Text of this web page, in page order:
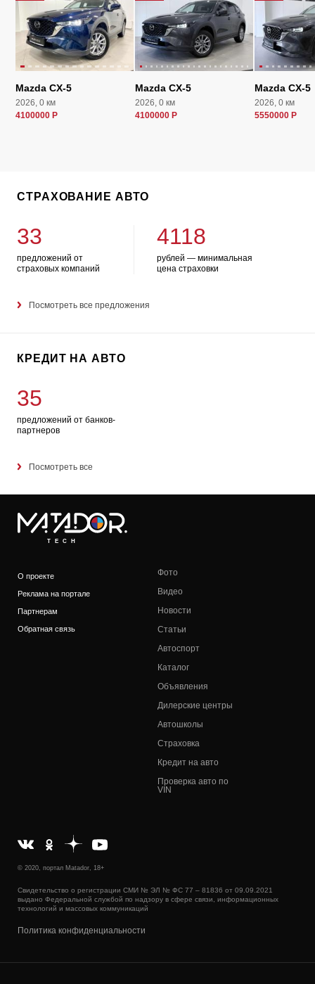
Mazda CX-5
2026, 0 км
4100000 Р
Mazda CX-5
2026, 0 км
4100000 Р
Mazda CX-5
2026, 0 км
5550000 Р
СТРАХОВАНИЕ АВТО
33
предложений от
страховых компаний
4118
рублей — минимальная
цена страховки
Посмотреть все предложения
КРЕДИТ НА АВТО
35
предложений от банков-
партнеров
Посмотреть все
TECH
О проекте
Реклама на портале
Партнерам
Обратная связь
Фото
Видео
Новости
Статьи
Автоспорт
Каталог
Объявления
Дилерские центры
Автошколы
Страховка
Кредит на авто
Проверка авто по
VIN
© 2020, портал Matador, 18+
Свидетельство о регистрации СМИ № ЭЛ № ФС 77 – 81836 от 09.09.2021
выдано Федеральной службой по надзору в сфере связи, информационных
технологий и массовых коммуникаций
Политика конфиденциальности